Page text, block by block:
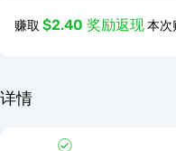
赚取 $2.40 奖励返现本次
详情